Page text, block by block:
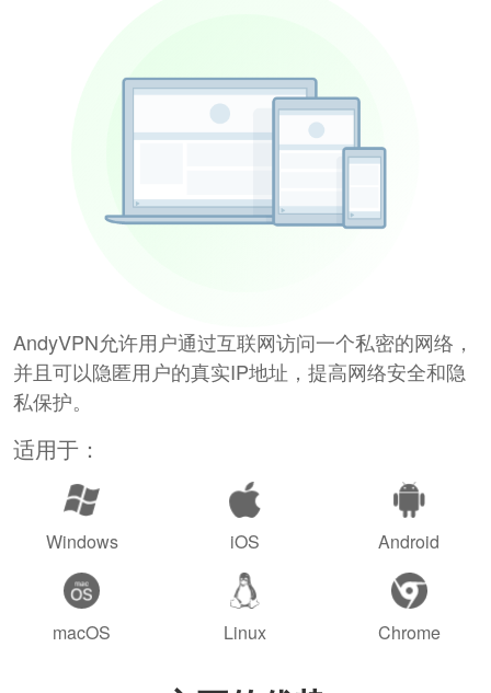
AndyVPN允许用户通过互联网访问一个私密的网络，
并且可以隐匿用户的真实IP地址，提高网络安全和隐
私保护。
适用于：
Windows iOS Android
macOS Linux Chrome